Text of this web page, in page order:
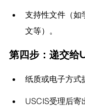
支持性文件（如
文等）。
第四步：递交给
纸质或电子方式
USCIS受理后寄